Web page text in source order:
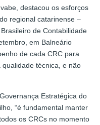
destacou os esforços
regional catarinense –
de Contabilidade
em Balneário
de cada CRC para
técnica, e não
Estratégica do
“é fundamental manter
os CRCs no momento